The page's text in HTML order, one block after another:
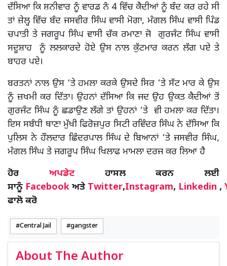
ਦੱਸਿਆ ਕਿ ਸ਼ਨੀਵਾਰ ਨੂੰ ਵਾਰਡ ਨੰ 4 ਵਿੱਚ ਕੈਦੀਆਂ ਨੂੰ ਬੰਦ ਕਰ ਰਹੇ ਸੀ
ਤਾਂ ਜ਼ੇਲ੍ਹ ਵਿੱਚ ਬੰਦ ਜਸਵੀਰ ਸਿੰਘ ਵਾਸੀ ਮੋਗਾ, ਮੰਗਲ ਸਿੰਘ ਵਾਸੀ ਪਿੰਡ
ਚਪਾਤੀ ਤੇ ਜਗਰੂਪ ਸਿੰਘ ਵਾਸੀ ਚੱਕ ਰਮਾਣਾ ਜੋ ਗੁਰਜੰਟ ਸਿੰਘ ਵਾਸੀ
ਸਦੂਸ਼ਾਹ ਨੂੰ ਲਲਕਾਰਦੇ ਹੋਏ ਉਸ ਨਾਲ ਕੁੱਟਮਾਰ ਕਰਨ ਲੱਗ ਪਏ ਤੇ
ਬਾਹਰ ਪਏ।
ਬਰਤਨਾਂ ਨਾਲ ਉਸ ‘ਤੇ ਹਮਲਾ ਕਰਕੇ ਉਸਦੇ ਸਿਰ ‘ਤੇ ਸੱਟ ਮਾਰ ਕੇ ਉਸ
ਨੂੰ ਜ਼ਖਮੀ ਕਰ ਦਿੱਤਾ। ਉਹਨਾਂ ਦੱਸਿਆ ਕਿ ਜਦ ਉਹ ਉਕਤ ਕੈਦੀਆਂ ਤੋਂ
ਗੁਰਜੰਟ ਸਿੰਘ ਨੂੰ ਛਡਾਉਣ ਲੱਗੇ ਤਾਂ ਉਹਨਾਂ ‘ਤੇ ਵੀ ਹਮਲਾ ਕਰ ਦਿੱਤਾ।
ਇਸ ਸਬੰਧੀ ਥਾਣਾ ਮੁੱਖੀ ਫਿਰੋਜ਼ਪੁਰ ਸਿਟੀ ਰਵਿੰਦਰ ਸਿੰਘ ਨੇ ਦੱਸਿਆ ਕਿ
ਪੁਲਿਸ ਨੇ ਹੌਲਦਾਰ ਛਿੰਦਰਪਾਲ ਸਿੰਘ ਦੇ ਬਿਆਨਾਂ ‘ਤੇ ਜਸਵੀਰ ਸਿੰਘ,
ਮੰਗਲ ਸਿੰਘ ਤੇ ਜਗਰੂਪ ਸਿੰਘ ਖਿਲਾਫ ਮਾਮਲਾ ਦਰਜ ਕਰ ਲਿਆ ਹੈ
ਹੋਰ ਅਪਡੇਟਹਾਸਲ ਕਰਨ ਲਈ
ਸਾਨੂੰ Facebook ਅਤੇ Twitter,Instagram, Linkedin ,
ਫਾਲੋ ਕਰੋ
Central Jail gangster
About The Author